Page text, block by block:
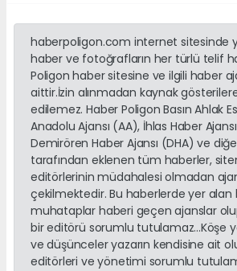
haberpoligon.com internet sitesinde
haber ve fotoğrafların her türlü telif
Poligon haber sitesine ve ilgili haber
aittir.İzin alınmadan kaynak
edilemez. Haber Poligon Basın Ahlak
Anadolu Ajansı (AA), İhlas Haber
Demirören Haber Ajansı (DHA) ve
tarafından eklenen tüm haberler,
editörlerinin müdahalesi olmadan
çekilmektedir. Bu haberlerde yer alan
muhataplar haberi geçen ajanslar
bir editörü sorumlu tutulamaz...Köşe
ve düşünceler yazarın kendisine ait
editörleri ve yönetimi sorumlu